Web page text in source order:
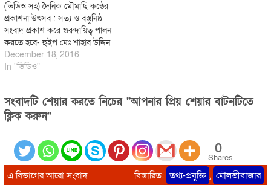
(ভিডিও সহ) দৈনিক মৌমাছি কন্ঠের
প্রকাশনা উৎসব : সত্য ও বস্তুনিষ্ঠ
সংবাদ প্রকাশ করে গুরুদায়িত্ব পালন
করতে হবে- হুইপ মেঃ শাহাব উদ্দিন
December 18, 2016
In "ভিডিও"
সংবাদটি শেয়ার করতে নিচের “আপনার প্রিয় শেয়ার বাটনটিতে
ক্লিক করুন”
0
Shares
এ বিভাগের আরো সংবাদ বিস্তারিত: তথ্য-প্রযুক্তি , মৌলভীবাজার